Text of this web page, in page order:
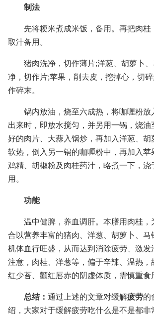
制法
先将粳米煮成米饭，备用。再把肉桂
取汁备用。
猪肉洗净，切作薄片;洋葱、胡萝卜
净，切作片;苹果，削去皮，挖掉心，切
作碎末。
锅内放油，烧至六成热，将咖喱粉放
出来时，即放水搅匀，并另用一锅，烧油
好的肉片、大蒜入锅炒，再加入洋葱、胡
软热，倒入另一锅的咖喱粉中，再加入苹
鸡精、胡椒粉及肉桂药汁，略煮一下，浇
用。
功能
温中健脾，养血调肝。本膳用肉桂，
合以营养丰富的猪肉、洋葱、胡萝卜、马
机体血行旺盛，从而达到消除疲劳、激发
注意，肉桂、洋葱等，偏于辛辣、温热，
红少苔、颧红唇赤的阴虚体质，需慎重食
总结： 通过上述的文章对缓解疲劳的
绍，大家对于缓解疲劳吃什么是不是都非